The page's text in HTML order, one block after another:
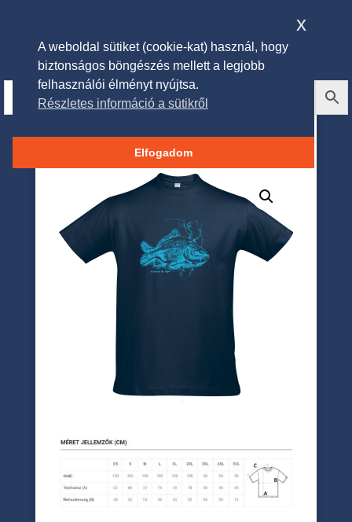
TOP kereknyakú póló ponty
mintával
A weboldal sütiket (cookie-kat) használ, hogy
biztonságos böngészés mellett a legjobb
felhasználói élményt nyújtsa.
Részletes információ a sütikről
Elfogadom
x